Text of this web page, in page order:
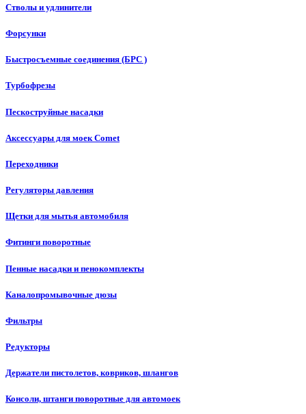
Стволы и удлинители
Форсунки
Быстросъемные соединения (БРС )
Турбофрезы
Пескоструйные насадки
Аксессуары для моек Comet
Переходники
Регуляторы давления
Щетки для мытья автомобиля
Фитинги поворотные
Пенные насадки и пенокомплекты
Каналопромывочные дюзы
Фильтры
Редукторы
Держатели пистолетов, ковриков, шлангов
Консоли, штанги поворотные для автомоек